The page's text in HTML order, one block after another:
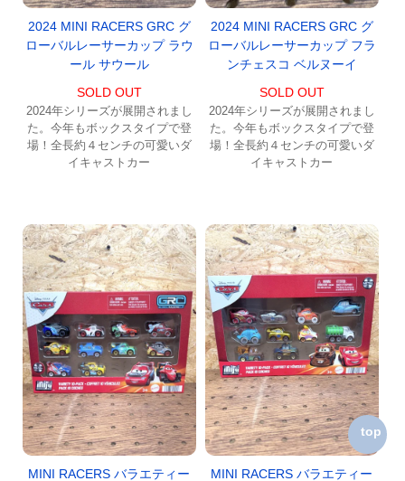
top
2024 MINI RACERS GRC グ
ローバルレーサーカップ ラウ
ール サウール
SOLD OUT
2024年シリーズが展開されまし
た。今年もボックスタイプで登
場！全長約４センチの可愛いダ
イキャストカー
2024 MINI RACERS GRC グ
ローバルレーサーカップ フラ
ンチェスコ ベルヌーイ
SOLD OUT
2024年シリーズが展開されまし
た。今年もボックスタイプで登
場！全長約４センチの可愛いダ
イキャストカー
MINI RACERS バラエティー MINI RACERS バラエティー